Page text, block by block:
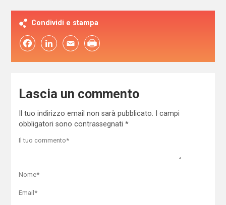
Condividi e stampa
FacebookLinkedIn Email
Lascia un commento
Il tuo indirizzo email non sarà pubblicato.
I campi
obbligatori sono contrassegnati *